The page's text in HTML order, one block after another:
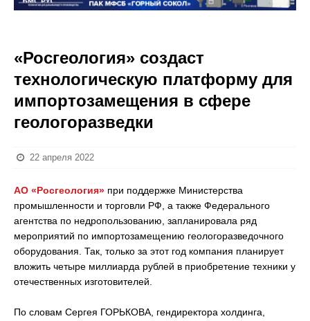
«Росгеология» создаст
технологическую платформу для
импортозамещения в сфере
геологоразведки
22 апреля 2022
АО «Росгеология» при поддержке Министерства
промышленности и торговли РФ, а также Федерального
агентства по недропользованию, запланировала ряд
мероприятий по импортозамещению геологоразведочного
оборудования. Так, только за этот год компания планирует
вложить четыре миллиарда рублей в приобретение техники у
отечественных изготовителей.
По словам Сергея ГОРЬКОВА, гендиректора холдинга,